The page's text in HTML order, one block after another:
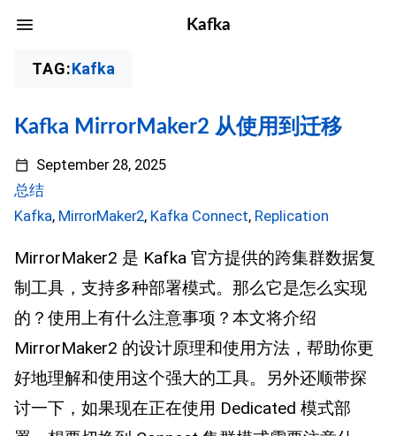
Kafka
TAG:Kafka
Kafka MirrorMaker2 从使用到迁移
September 28, 2025
总结
Kafka, MirrorMaker2, Kafka Connect, Replication
MirrorMaker2 是 Kafka 官方提供的跨集群数据复
制工具，支持多种部署模式。那么它是怎么实现
的？使用上有什么注意事项？本文将介绍
MirrorMaker2 的设计原理和使用方法，帮助你更
好地理解和使用这个强大的工具。另外还顺带探
讨一下，如果现在正在使用 Dedicated 模式部